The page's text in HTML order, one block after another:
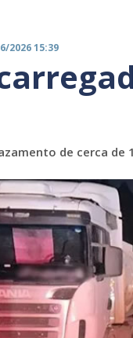
2026 15:39
de cerca